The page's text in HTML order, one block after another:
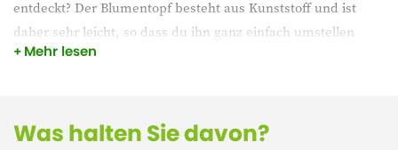
entdeckt? Der Blumentopf besteht aus Kunststoff und ist
daher sehr leicht, so dass du ihn ganz einfach umstellen
kannst. Mit seiner schönen runden Form und seinem
Mehr lesen
Was halten Sie davon?